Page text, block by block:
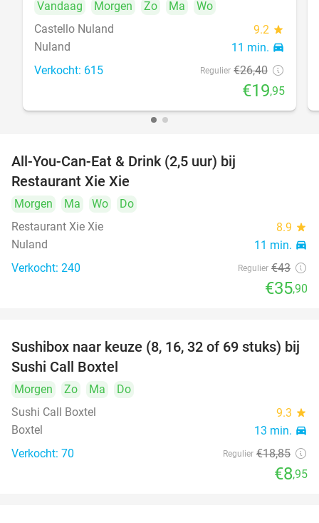
Vandaag Morgen Zo Ma
Wo
Castello Nuland
9.2 star
Nuland 11 min. directions_car
Verkocht: 615 Regulier €26,40
€19,95
All-You-Can-Eat & Drink (2,5 uur) bij
Restaurant Xie Xie
Morgen Ma Wo
Do
Restaurant Xie Xie
8.9 star
Nuland 11 min. directions_car
Verkocht: 240 Regulier €43
€35,90
53%
Sushibox naar keuze (8, 16, 32 of 69 stuks) bij
Sushi Call Boxtel
Morgen Zo Ma
Do
Sushi Call Boxtel
9.3 star
Boxtel 13 min. directions_car
Verkocht: 70 Regulier €18,85
€8,95